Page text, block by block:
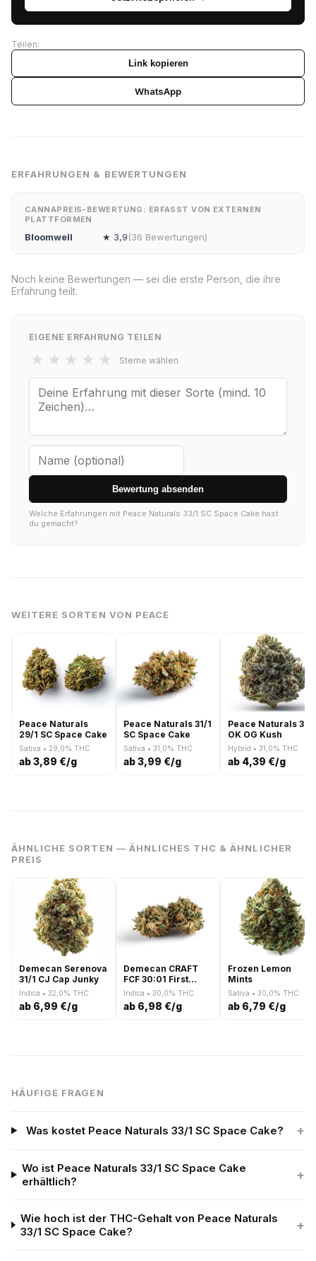
Teilen:
Link kopieren
WhatsApp
ERFAHRUNGEN & BEWERTUNGEN
CANNAPREIS-BEWERTUNG: ERFASST VON EXTERNEN
PLATTFORMEN
Bloomwell ★ 3,9(36 Bewertungen)
Noch keine Bewertungen — sei die erste Person, die ihre
Erfahrung teilt.
EIGENE ERFAHRUNG TEILEN
★ ★ ★ ★ ★ Sterne wählen
Bewertung absenden
Welche Erfahrungen mit Peace Naturals 33/1 SC Space Cake hast
du gemacht?
WEITERE SORTEN VON PEACE
Peace Naturals
29/1 SC Space Cake
Sativa • 29,0% THC
ab 3,89 €/g
Peace Naturals 31/1
SC Space Cake
Sativa • 31,0% THC
ab 3,99 €/g
Peace Naturals 31/1
OK OG Kush
Hybrid • 31,0% THC
ab 4,39 €/g
ÄHNLICHE SORTEN — ÄHNLICHES THC & ÄHNLICHER
PREIS
Demecan Serenova
31/1 CJ Cap Junky
Indica • 32,0% THC
ab 6,99 €/g
Demecan CRAFT
FCF 30:01 First
Class Funk
Indica • 30,0% THC
ab 6,98 €/g
Frozen Lemon
Mints
Sativa • 30,0% THC
ab 6,79 €/g
HÄUFIGE FRAGEN
Was kostet Peace Naturals 33/1 SC Space Cake? +
Wo ist Peace Naturals 33/1 SC Space Cake
erhältlich?
+
Wie hoch ist der THC-Gehalt von Peace Naturals
33/1 SC Space Cake?
+